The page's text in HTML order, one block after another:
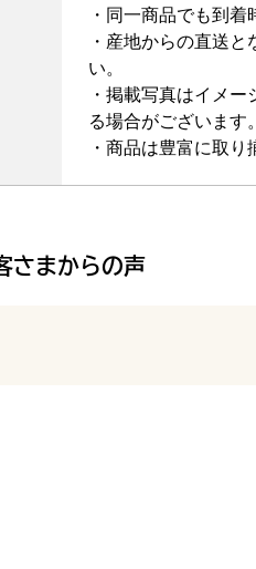
・同一商品でも到着
・産地からの直送
い。
・掲載写真はイメ
る場合がございます。
・商品は豊富に取
さまからの声